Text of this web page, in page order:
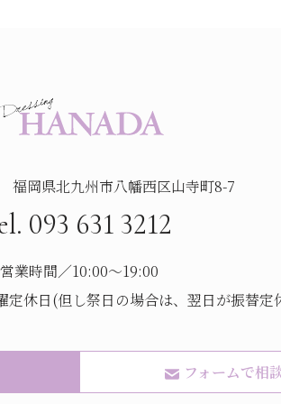
福岡県北九州市八幡西区山寺町8-7
093 631 3212
営業時間／10:00～19:00
定休日(但し祭日の場合は、翌日が振替定
フォームで相